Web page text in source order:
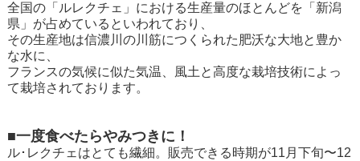
全国の「ルレクチェ」における生産量のほとんどを「新潟
県」が占めているといわれており、
その生産地は信濃川の川筋につくられた肥沃な大地と豊か
な水に、
フランスの気候に似た気温、風土と高度な栽培技術によっ
て栽培されております。
■一度食べたらやみつきに！
ル･レクチェはとても繊細。販売できる時期が11月下旬〜12